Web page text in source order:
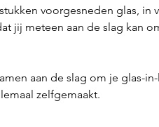
voorgesneden glas, in
jij meteen aan de slag kan
aan de slag om je glas-
zelfgemaakt.